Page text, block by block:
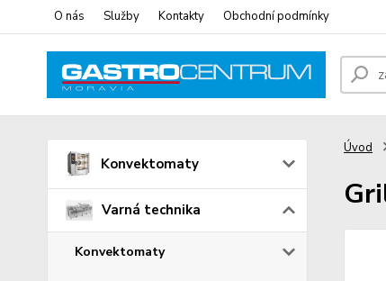
O nás Služby Kontakty Obchodní podmínky
Konvektomaty
Varná technika
Konvektomaty
Úvod